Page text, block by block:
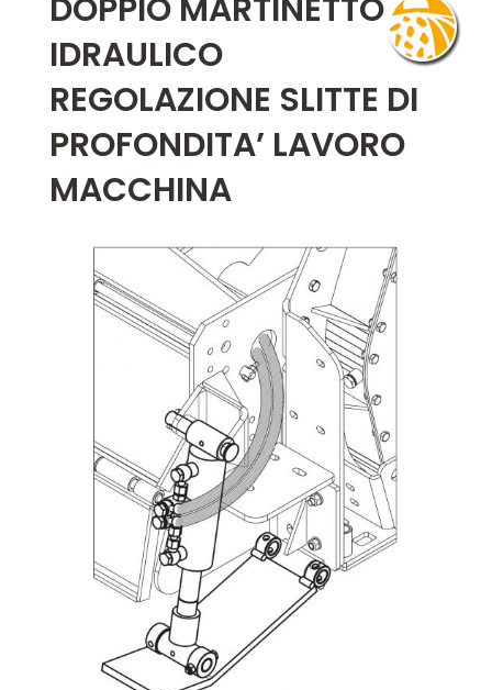
DOPPIO MARTINETTO
IDRAULICO
REGOLAZIONE SLITTE DI
PROFONDITA’ LAVORO
MACCHINA